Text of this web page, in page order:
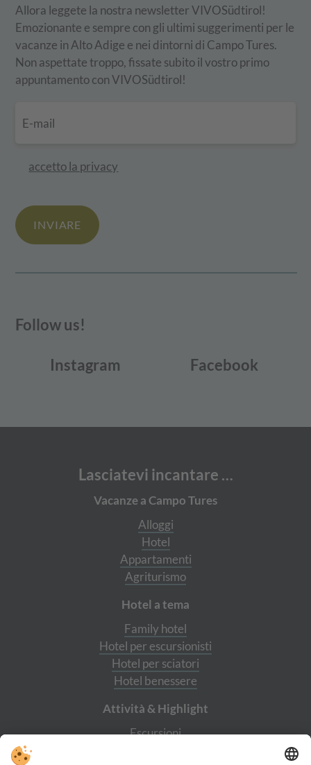
Allora leggete la nostra newsletter VIVOSüdtirol!
Emozionante e sempre con gli ultimi suggerimenti per le
vacanze in Alto Adige e nei dintorni di Campo Tures.
Non aspettate troppo, fissate subito il vostro primo
appuntamento con VIVOSüdtirol!
accetto la privacy
INVIARE
Follow us!
Instagram Facebook
Lasciatevi incantare …
Vacanze a Campo Tures
Alloggi
Hotel
Appartamenti
Agriturismo
Hotel a tema
Family hotel
Hotel per escursionisti
Hotel per sciatori
Hotel benessere
Attività & Highlight
Escursioni